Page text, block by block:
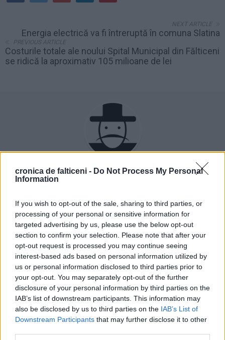
cronica de falticeni - Do Not Process My Personal
Information
If you wish to opt-out of the sale, sharing to third parties, or
processing of your personal or sensitive information for
targeted advertising by us, please use the below opt-out
section to confirm your selection. Please note that after your
opt-out request is processed you may continue seeing
interest-based ads based on personal information utilized by
us or personal information disclosed to third parties prior to
your opt-out. You may separately opt-out of the further
disclosure of your personal information by third parties on the
IAB’s list of downstream participants. This information may
also be disclosed by us to third parties on the IAB’s List of
Downstream Participants that may further disclose it to other
NEXT ARTICLE
Energia electrică va fi întreruptă în comuna Slatina
PREVIOUS ARTICLE
Costurile totale ale noului Spital Municipal din Fălticeni
se ridică la aproximativ 105 milioane de lei
Rudy Hödl
ȘTIRI
LOCAL LOCAL